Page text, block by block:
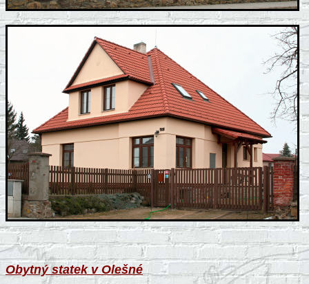
Obytný statek v Olešné